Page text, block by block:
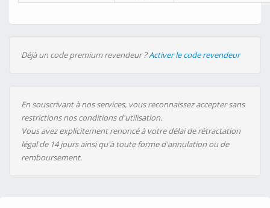
Déjà un code premium revendeur ?Activer le code revendeur
En souscrivant à nos services, vous reconnaissez accepter sans
restrictions nos conditions d'utilisation.
Vous avez explicitement renoncé à votre délai de rétractation
légal de 14 jours ainsi qu'à toute forme d'annulation ou de
remboursement.